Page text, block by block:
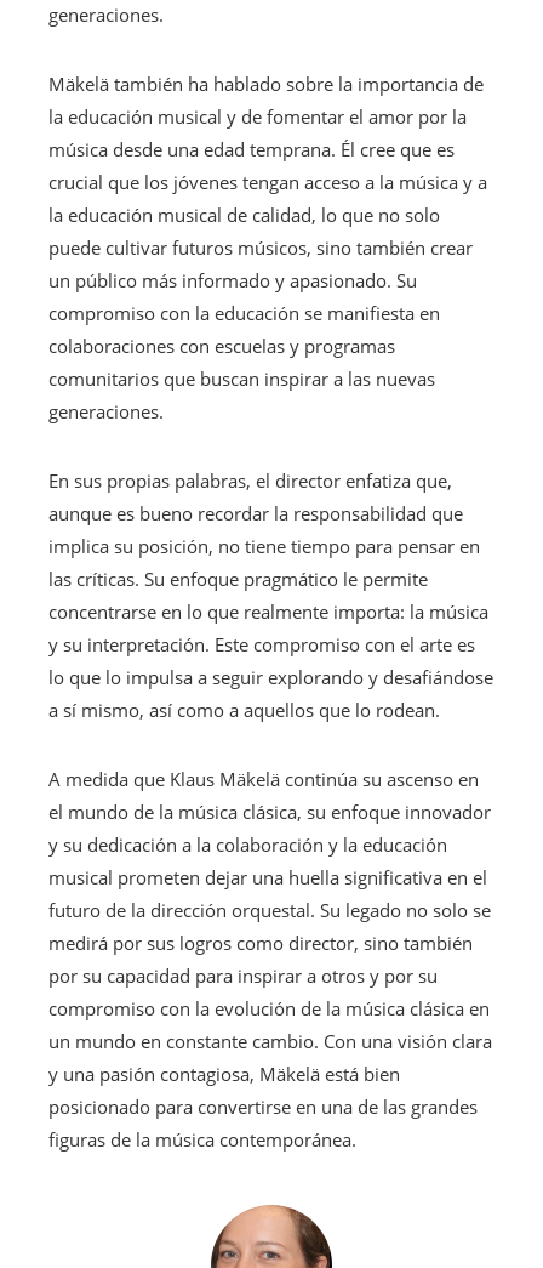
generaciones.
Mäkelä también ha hablado sobre la importancia de
la educación musical y de fomentar el amor por la
música desde una edad temprana. Él cree que es
crucial que los jóvenes tengan acceso a la música y a
la educación musical de calidad, lo que no solo
puede cultivar futuros músicos, sino también crear
un público más informado y apasionado. Su
compromiso con la educación se manifiesta en
colaboraciones con escuelas y programas
comunitarios que buscan inspirar a las nuevas
generaciones.
En sus propias palabras, el director enfatiza que,
aunque es bueno recordar la responsabilidad que
implica su posición, no tiene tiempo para pensar en
las críticas. Su enfoque pragmático le permite
concentrarse en lo que realmente importa: la música
y su interpretación. Este compromiso con el arte es
lo que lo impulsa a seguir explorando y desafiándose
a sí mismo, así como a aquellos que lo rodean.
A medida que Klaus Mäkelä continúa su ascenso en
el mundo de la música clásica, su enfoque innovador
y su dedicación a la colaboración y la educación
musical prometen dejar una huella significativa en el
futuro de la dirección orquestal. Su legado no solo se
medirá por sus logros como director, sino también
por su capacidad para inspirar a otros y por su
compromiso con la evolución de la música clásica en
un mundo en constante cambio. Con una visión clara
y una pasión contagiosa, Mäkelä está bien
posicionado para convertirse en una de las grandes
figuras de la música contemporánea.